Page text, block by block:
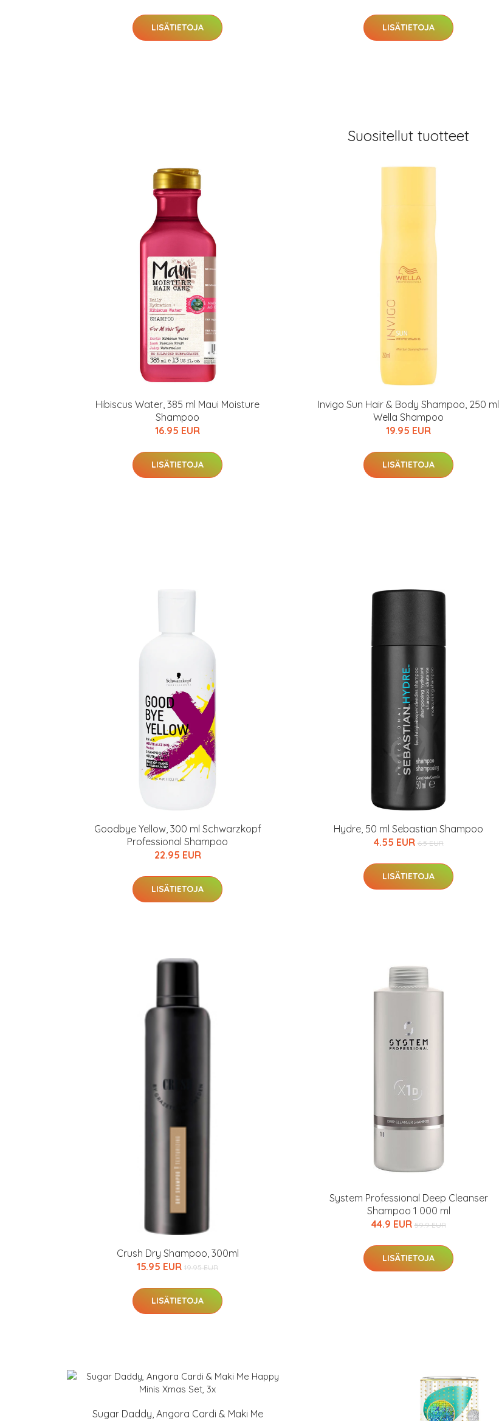
LISÄTIETOJA LISÄTIETOJA
Suositellut tuotteet
Hibiscus Water, 385 ml Maui Moisture
Shampoo
16.95 EUR
LISÄTIETOJA
Invigo Sun Hair & Body Shampoo, 250 ml
Wella Shampoo
19.95 EUR
LISÄTIETOJA
Goodbye Yellow, 300 ml Schwarzkopf
Professional Shampoo
22.95 EUR
LISÄTIETOJA
Hydre, 50 ml Sebastian Shampoo
4.55 EUR 6.5 EUR
LISÄTIETOJA
Crush Dry Shampoo, 300ml
15.95 EUR 19.95 EUR
LISÄTIETOJA
System Professional Deep Cleanser
Shampoo 1 000 ml
44.9 EUR 59.9 EUR
LISÄTIETOJA
Sugar Daddy, Angora Cardi & Maki Me
Kaikki IdealofMeDin tuotteet -20 %!
nyt vain 200 €
hintaan.
KATSO TARJOUS